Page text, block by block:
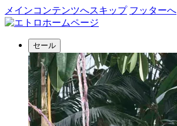
メインコンテンツへスキップ フッターへ
セール